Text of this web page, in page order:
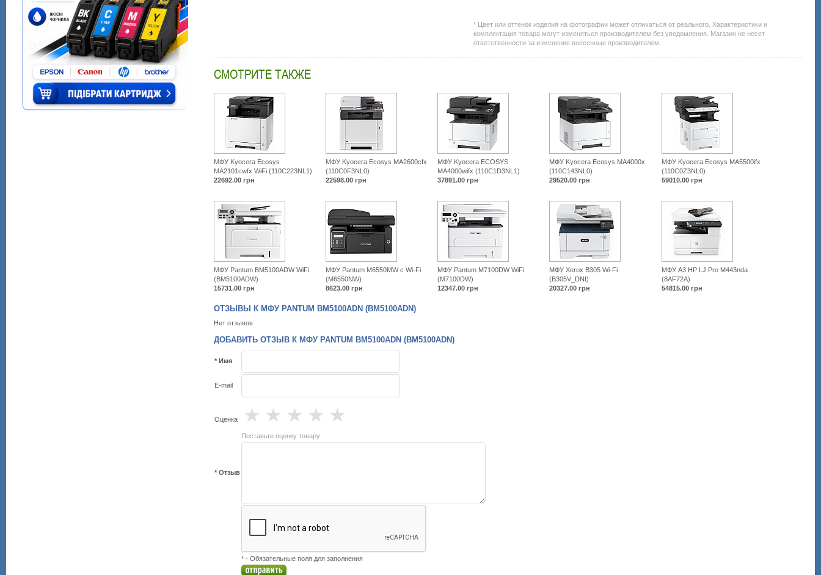
orgtehnika/1290-
printer-
i-
* Цвет или оттенок изделия на фотографии может отличаться от реального. Характеристики и
комплектация товара могут изменяться производителем без уведомления. Магазин не несет
ответственности за изменения внесенные производителем.
СМОТРИТЕ ТАКЖЕ
МФУ Kyocera Ecosys
MA2101cwfx WiFi (110C223NL1)
МФУ Kyocera Ecosys MA2600cfx
(110C0F3NL0)
МФУ Kyocera ECOSYS
MA4000wifx (110C1D3NL1)
МФУ Kyocera Ecosys MA4000x
(110C143NL0)
МФУ Kyocera Ecosys MA5500ifx
(110C0Z3NL0)
22692.00 грн 22598.00 грн 37891.00 грн 29520.00 грн 59010.00 грн
МФУ Pantum BM5100ADW WiFi
(BM5100ADW)
МФУ Pantum M6550MW с Wi-Fi
(M6550NW)
МФУ Pantum M7100DW WiFi
(M7100DW)
МФУ Xerox B305 Wi-Fi
(B305V_DNI)
МФУ А3 HP LJ Pro M443nda
(8AF72A)
15731.00 грн 8623.00 грн 12347.00 грн 20327.00 грн 54815.00 грн
ОТЗЫВЫ К МФУ PANTUM BM5100ADN (BM5100ADN)
Нет отзывов
ДОБАВИТЬ ОТЗЫВ К МФУ PANTUM BM5100ADN (BM5100ADN)
* Имя
E-mail
Оценка ★
★
★
★
★
Поставьте оценку товару
* Отзыв
* - Обязательные поля для заполнения